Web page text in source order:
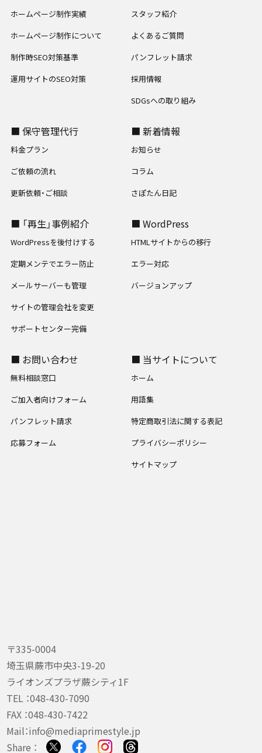
〒335-0004
埼玉県蕨市中央3-19-20
ライオンズプラザ蕨シティ1F
TEL ：048-430-7090
FAX ：048-430-7422
Mail：info@mediaprimestyle.jp
Share ：
ホームページ制作実績
ホームページ制作について
制作時SEO対策基準
運用サイトのSEO対策
スタッフ紹介
よくあるご質問
パンフレット請求
採用情報
SDGsへの取り組み
■ 保守管理代行
料金プラン
ご依頼の流れ
更新依頼・ご相談
■ 新着情報
お知らせ
コラム
さぽたん日記
■ 「再生」事例紹介
WordPressを後付けする
定期メンテでエラー防止
メールサーバーも管理
サイトの管理会社を変更
サポートセンター完備
■ WordPress
HTMLサイトからの移行
エラー対応
バージョンアップ
■ お問い合わせ
無料相談窓口
ご加入者向けフォーム
パンフレット請求
応募フォーム
■ 当サイトについて
ホーム
用語集
特定商取引法に関する表記
プライバシーポリシー
サイトマップ